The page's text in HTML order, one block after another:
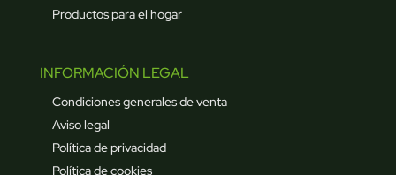
Productos para el hogar
INFORMACIÓN LEGAL
Condiciones generales de venta
Aviso legal
Política de privacidad
Política de cookies